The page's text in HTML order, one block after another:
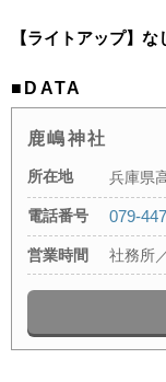
【ライトアップ】な
■DATA
鹿嶋神社
所在地 兵庫県
電話番号 079-
営業時間 社務所